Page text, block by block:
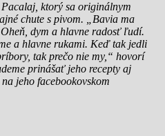
ktorý sa originálnym
chute s pivom. „Bavia ma
dym a hlavne radosť ľudí.
a hlavne rukami. Keď tak jedli
tak prečo nie my,“ hovorí
prinášať jeho recepty aj
jeho facebookovskom